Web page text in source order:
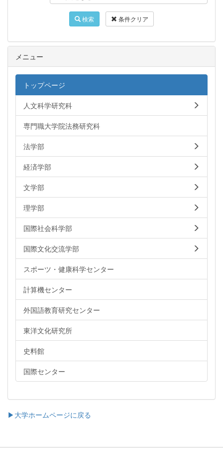
検索 条件クリア
メニュー
トップページ
人文科学研究科
専門職大学院法務研究科
法学部
経済学部
文学部
理学部
国際社会科学部
国際文化交流学部
スポーツ・健康科学センター
計算機センター
外国語教育研究センター
東洋文化研究所
史料館
国際センター
▶大学ホームページに戻る